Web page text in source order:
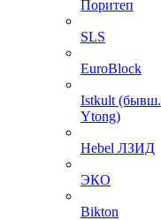
Поритеп
SLS
EuroBlock
Istkult (бывш.
Ytong)
Hebel ЛЗИД
ЭКО
Bikton